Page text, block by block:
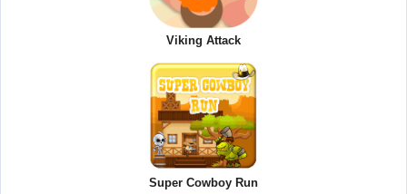
Viking Attack
Super Cowboy Run